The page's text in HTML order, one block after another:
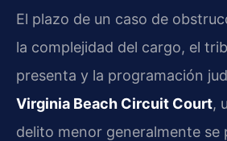
El plazo de un caso de
la complejidad del cargo, el
presenta y la programación
Virginia Beach Circuit Court,
delito menor generalmente se